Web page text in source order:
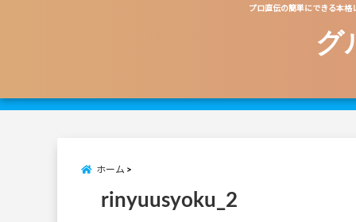
プロ直伝の簡単にできる本格
グ
ホーム
rinyuusyoku_2